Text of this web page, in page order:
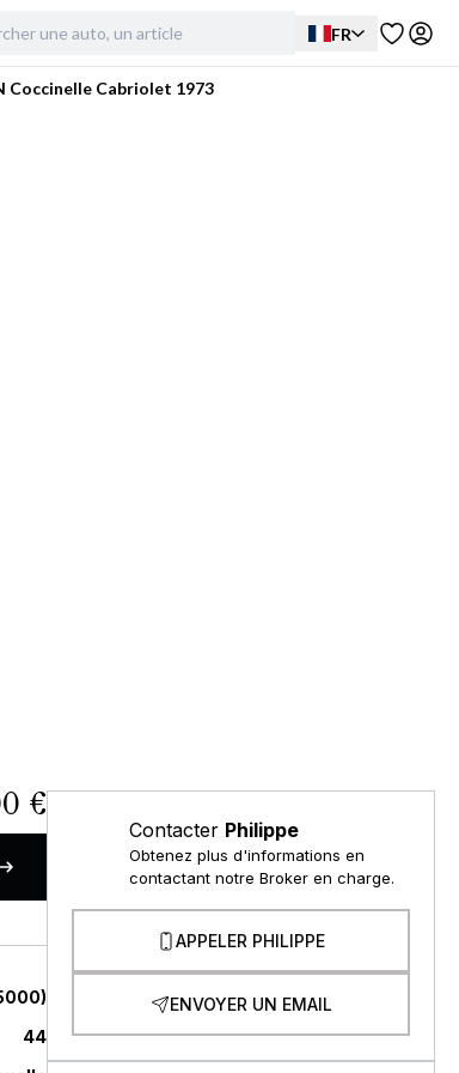
FR
Coccinelle Cabriolet 1973
€
)
44
Contacter Philippe
Obtenez plus d'informations en
contactant notre Broker en charge.
APPELER PHILIPPE
ENVOYER UN EMAIL